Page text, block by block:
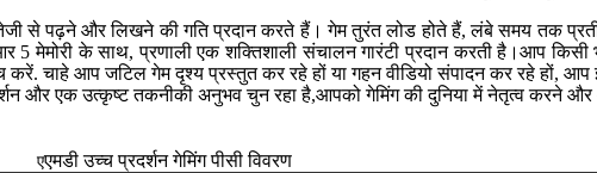
से पढ़ने और लिखने की गति प्रदान करते हैं। गेम तुरंत लोड होते हैं, लंबे समय तक
5 मेमोरी के साथ, प्रणाली एक शक्तिशाली संचालन गारंटी प्रदान करती है।आप
चाहे आप जटिल गेम दृश्य प्रस्तुत कर रहे हों या गहन वीडियो संपादन कर रहे हों, आप
और एक उत्कृष्ट तकनीकी अनुभव चुन रहा है,आपको गेमिंग की दुनिया में नेतृत्व करने
एएमडी उच्च प्रदर्शन गेमिंग पीसी विवरण